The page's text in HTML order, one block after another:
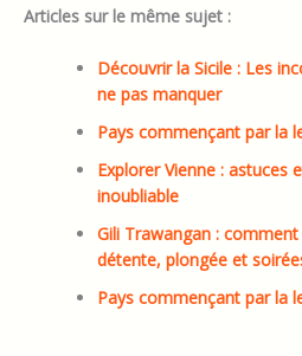
Articles sur le même sujet :
Découvrir la Sicile : Les
ne pas manquer
Pays commençant par la
Explorer Vienne : astuces
inoubliable
Gili Trawangan :
détente, plongée et
Pays commençant par la